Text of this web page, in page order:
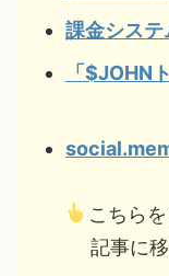
課金システ
「$JOHN
こちら
記事に移